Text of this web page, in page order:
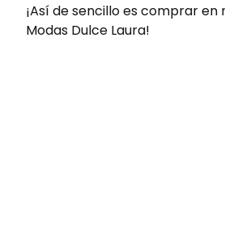
¡Así de sencillo es comprar
Modas Dulce Laura!